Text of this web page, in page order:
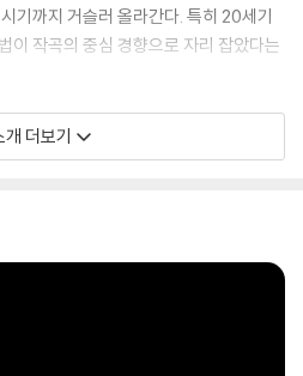
기까지 거슬러 올라간다. 특히 20세기
이 작곡의 중심 경향으로 자리 잡았다는
이어지는 시기의 인용음악들을 연구
취를 ‘상호텍스트성(Intertextuality)’의
적 탐사인 셈이다. 출처를 밝히는―주
용되어간 역사와 이론적 토대 그리고 그
개 더보기